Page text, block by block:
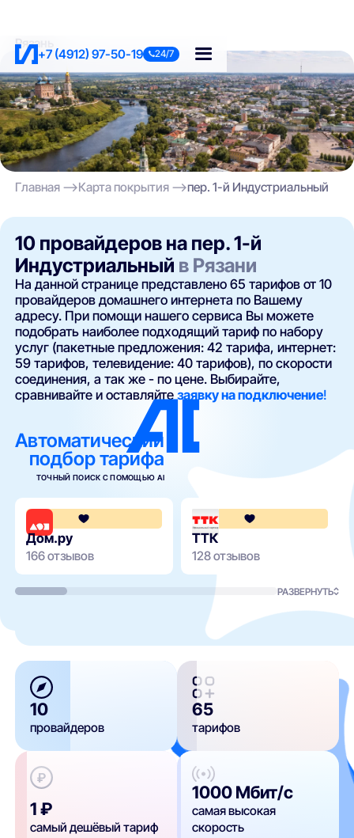
+7 (4912) 97-50-19 24/7
Рязань
Главная Карта покрытия пер. 1-й Индустриальный
10 провайдеров на пер. 1-й
Индустриальный в Рязани
На данной странице представлено 65 тарифов от 10
провайдеров домашнего интернета по Вашему
адресу. При помощи нашего сервиса Вы можете
подобрать наиболее подходящий тариф по набору
услуг (пакетные предложения: 42 тарифа, интернет:
59 тарифов, телевидение: 40 тарифов), по скорости
соединения, а так же - по цене. Выбирайте,
сравнивайте и оставляйтезаявку на подключение!
Автоматический
подбор тарифа
ТОЧНЫЙ ПОИСК С ПОМОЩЬЮ AI
4.3
Дом.ру
166 отзывов
ТТК
128 отзывов
РАЗВЕРНУТЬ
10
провайдеров
65
тарифов
1 ₽
самый дешёвый тариф
1000 Мбит/с
самая высокая
скорость